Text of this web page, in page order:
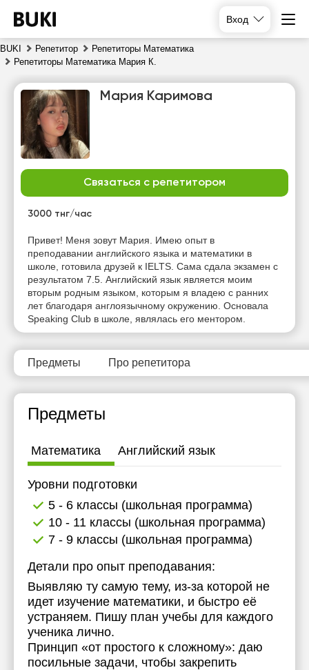
Вход
BUKI Репетитор
Репетиторы Математика
Репетиторы Математика Мария К.
Мария Каримова
Связаться с репетитором
3000 тнг/час
Привет! Меня зовут Мария. Имею опыт в
преподавании английского языка и математики в
школе, готовила друзей к IELTS. Сама сдала экзамен с
результатом 7.5. Английский язык является моим
вторым родным языком, которым я владею с ранних
лет благодаря англоязычному окружению. Основала
Speaking Club в школе, являлась его ментором.
Предметы Про репетитора
Предметы
Математика Английский язык
Уровни подготовки
5 - 6 классы (школьная программа)
10 - 11 классы (школьная программа)
7 - 9 классы (школьная программа)
Детали про опыт преподавания:
Выявляю ту самую тему, из-за которой не
идет изучение математики, и быстро её
устраняем. Пишу план учебы для каждого
ученика лично.
Принцип «от простого к сложному»: даю
посильные задачи, чтобы закрепить
вт
ср
Нет
свободных
часов
Нет
свободных
часов
Нет
свободных
часов
свободных
часов